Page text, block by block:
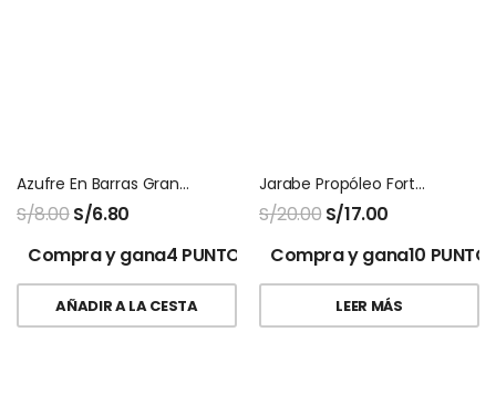
Azufre En Barras Grande Saca El Aire X 3 Unids
S/8.00S/6.80
Compra y gana4 PUNTOS!
AÑADIR A LA CESTA
Jarabe Propóleo Forte Fitosana
S/20.00 S/17.00
Compra y gana10
LEER MÁS